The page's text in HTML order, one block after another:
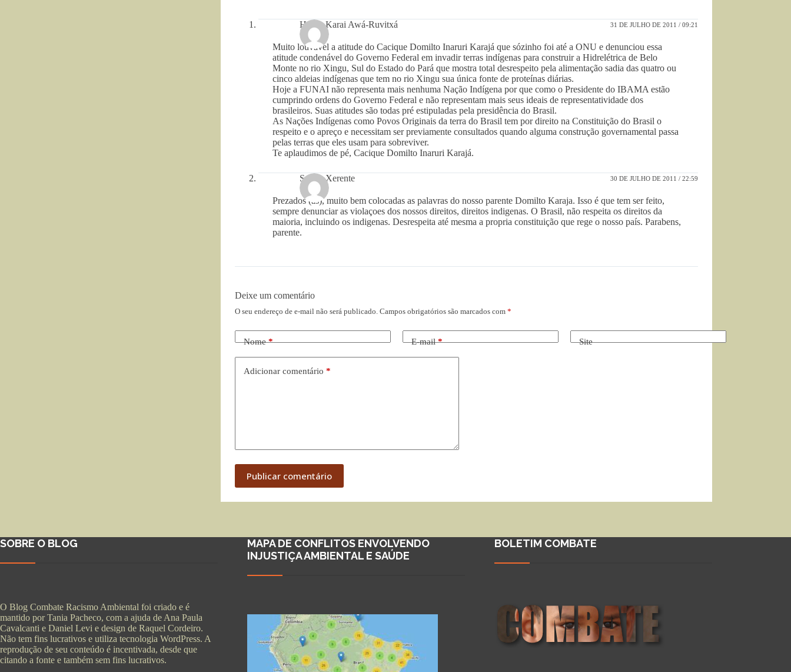
Heitor Karai Awá-Ruvitxá 31 DE JULHO DE 2011 / 09:21
Muito louvável a atitude do Cacique Domilto Inaruri Karajá que sózinho foi até a ONU e denunciou essa
atitude condenável do Governo Federal em invadir terras indígenas para construir a Hidrelétrica de Belo
Monte no rio Xingu, Sul do Estado do Pará que mostra total desrespeito pela alimentação sadia das quatro ou
cinco aldeias indígenas que tem no rio Xingu sua única fonte de proteínas diárias.
Hoje a FUNAI não representa mais nenhuma Nação Indígena por que como o Presidente do IBAMA estão
cumprindo ordens do Governo Federal e não representam mais seus ideais de representatividade dos
brasileiros. Suas atitudes são todas pré estipuladas pela presidência do Brasil.
As Nações Indígenas como Povos Originais da terra do Brasil tem por direito na Constituição do Brasil o
respeito e o apreço e necessitam ser previamente consultados quando alguma construção governamental passa
pelas terras que eles usam para sobreviver.
Te aplaudimos de pé, Cacique Domilto Inaruri Karajá.
Srewe Xerente 30 DE JULHO DE 2011 / 22:59
Prezados (as), muito bem colocadas as palavras do nosso parente Domilto Karaja. Isso é que tem ser feito,
sempre denunciar as violaçoes dos nossos direitos, direitos indigenas. O Brasil, não respeita os direitos da
maioria, incluindo os indigenas. Desrespeita até mesma a propria constituição que rege o nosso país. Parabens,
parente.
Deixe um comentário
O seu endereço de e-mail não será publicado. Campos obrigatórios são marcados com *
Nome* E-mail* Site
Adicionar comentário *
Publicar comentário
SOBRE O BLOG
O Blog Combate Racismo Ambiental foi criado e é
mantido por Tania Pacheco, com a ajuda de Ana Paula
Cavalcanti e Daniel Levi e design de Raquel Cordeiro.
Não tem fins lucrativos e utiliza tecnologia WordPress. A
reprodução de seu conteúdo é incentivada, desde que
citando a fonte e também sem fins lucrativos.
MAPA DE CONFLITOS ENVOLVENDO
INJUSTIÇA AMBIENTAL E SAÚDE
BOLETIM COMBATE